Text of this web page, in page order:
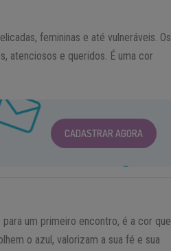
femininas e até vulneráveis. Os
atenciosos e queridos. É uma cor
CADASTRAR AGORA
um primeiro encontro, é a cor que
o azul, valorizam a sua fé e sua